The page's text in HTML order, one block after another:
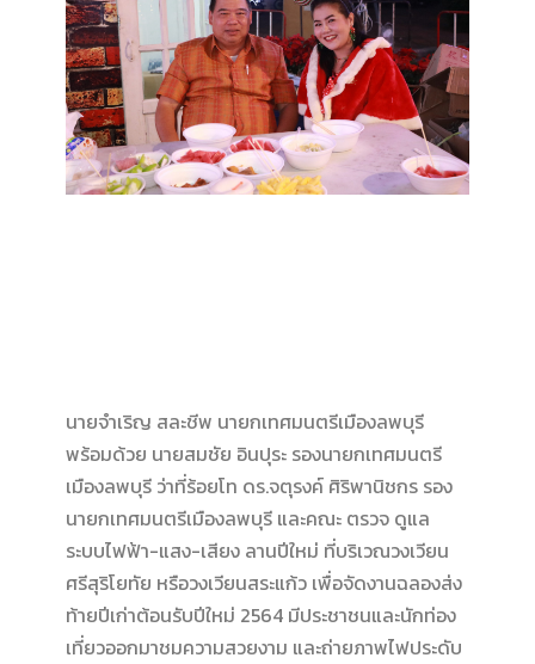
นายจำเริญ สละชีพ นายกเทศมนตรีเมืองลพบุรี
พร้อมด้วย นายสมชัย อินปุระ รองนายกเทศมนตรี
เมืองลพบุรี ว่าที่ร้อยโท ดร.จตุรงค์ ศิริพานิชกร รอง
นายกเทศมนตรีเมืองลพบุรี และคณะ ตรวจ ดูแล
ระบบไฟฟ้า-แสง-เสียง ลานปีใหม่ ที่บริเวณวงเวียน
ศรีสุริโยทัย หรือวงเวียนสระแก้ว เพื่อจัดงานฉลองส่ง
ท้ายปีเก่าต้อนรับปีใหม่ 2564 มีประชาชนและนักท่อง
เที่ยวออกมาชมความสวยงาม และถ่ายภาพไฟประดับ